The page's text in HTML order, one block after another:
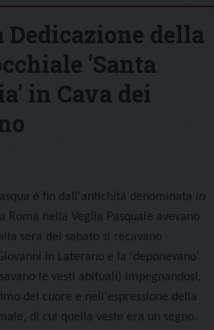
della
‘Santa
in Cava dei
è fin dall'antichità denominata in
Roma nella Veglia Pasquale avevano
sera del sabato si recavano
in Laterano e la 'deponevano'
le vesti abituali) impegnandosi,
del cuore e nell'espressione della
di cui quella veste era un segno.